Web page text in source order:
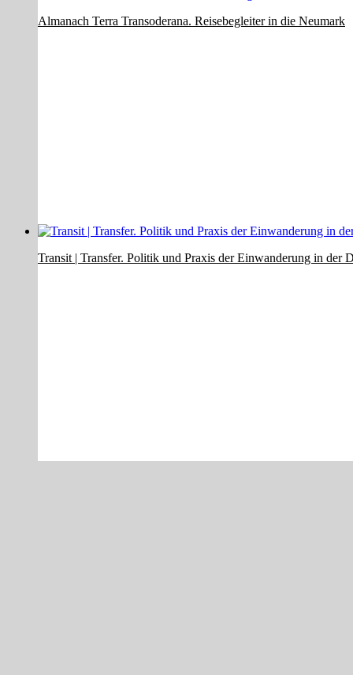
Almanach Terra Transoderana. Reisebegleiter in die Neumark
Transit | Transfer. Politik und Praxis der Einwanderung in der